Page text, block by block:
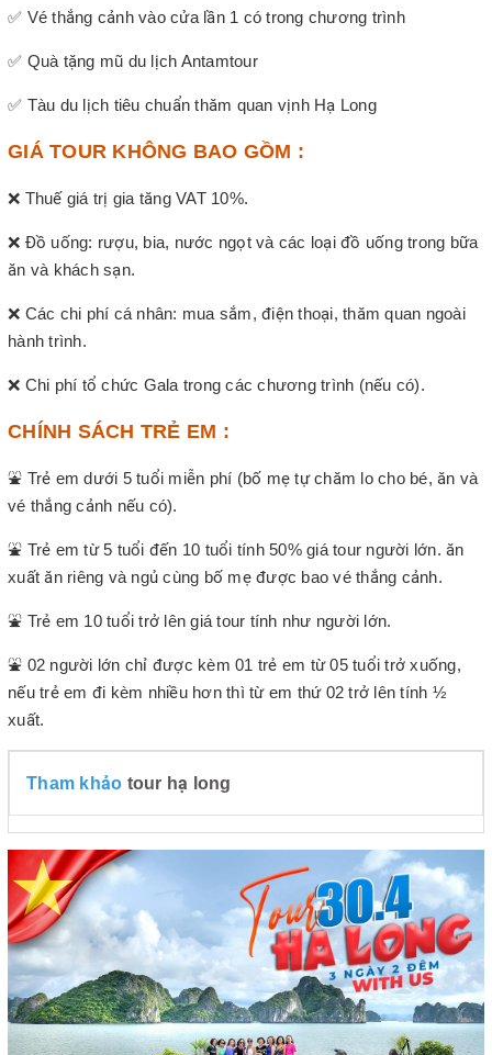
✅ Vé thắng cảnh vào cửa lần 1 có trong chương trình
✅ Quà tặng mũ du lịch Antamtour
✅ Tàu du lịch tiêu chuẩn thăm quan vịnh Hạ Long
GIÁ TOUR KHÔNG BAO GỒM :
❌ Thuế giá trị gia tăng VAT 10%.
❌ Đồ uống: rượu, bia, nước ngọt và các loại đồ uống trong bữa
ăn và khách sạn.
❌ Các chi phí cá nhân: mua sắm, điện thoại, thăm quan ngoài
hành trình.
❌ Chi phí tổ chức Gala trong các chương trình (nếu có).
CHÍNH SÁCH TRẺ EM :
⛲ Trẻ em dưới 5 tuổi miễn phí (bố mẹ tự chăm lo cho bé, ăn và
vé thắng cảnh nếu có).
⛲ Trẻ em từ 5 tuổi đến 10 tuổi tính 50% giá tour người lớn. ăn
xuất ăn riêng và ngủ cùng bố mẹ được bao vé thắng cảnh.
⛲ Trẻ em 10 tuổi trở lên giá tour tính như người lớn.
⛲ 02 người lớn chỉ được kèm 01 trẻ em từ 05 tuổi trở xuống,
nếu trẻ em đi kèm nhiều hơn thì từ em thứ 02 trở lên tính ½
xuất.
Tham khảo tour hạ long